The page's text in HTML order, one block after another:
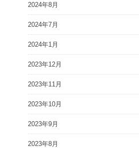
2024年8月
2024年7月
2024年1月
2023年12月
2023年11月
2023年10月
2023年9月
2023年8月